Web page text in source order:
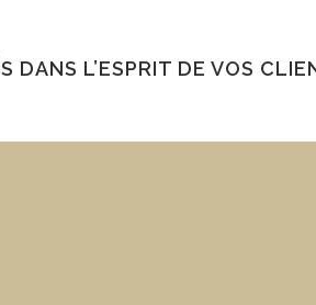
DANS L’ESPRIT DE VOS